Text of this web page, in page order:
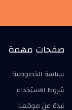
صفحات مهمة
سياسة الخصوصية
شروط الاستخدام
نبذة عن موقعنا